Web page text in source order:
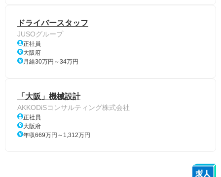
ドライバースタッフ
JUSOグループ
正社員
大阪府
月給30万円～34万円
「大阪」機械設計
AKKODiSコンサルティング株式会社
正社員
大阪府
年収669万円～1,312万円